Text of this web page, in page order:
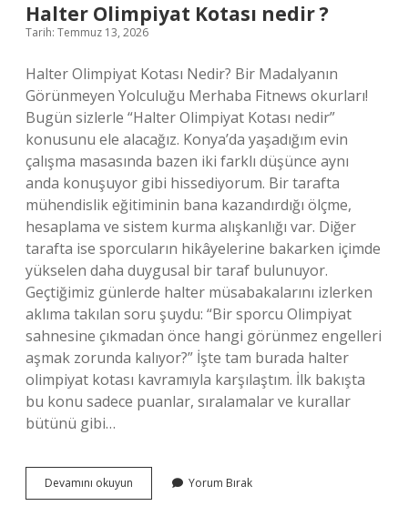
?
Halter Olimpiyat Kotası nedir ?
Tarih: Temmuz 13, 2026
Halter Olimpiyat Kotası Nedir? Bir Madalyanın
Görünmeyen Yolculuğu Merhaba Fitnews okurları!
Bugün sizlerle “Halter Olimpiyat Kotası nedir”
konusunu ele alacağız. Konya’da yaşadığım evin
çalışma masasında bazen iki farklı düşünce aynı
anda konuşuyor gibi hissediyorum. Bir tarafta
mühendislik eğitiminin bana kazandırdığı ölçme,
hesaplama ve sistem kurma alışkanlığı var. Diğer
tarafta ise sporcuların hikâyelerine bakarken içimde
yükselen daha duygusal bir taraf bulunuyor.
Geçtiğimiz günlerde halter müsabakalarını izlerken
aklıma takılan soru şuydu: “Bir sporcu Olimpiyat
sahnesine çıkmadan önce hangi görünmez engelleri
aşmak zorunda kalıyor?” İşte tam burada halter
olimpiyat kotası kavramıyla karşılaştım. İlk bakışta
bu konu sadece puanlar, sıralamalar ve kurallar
bütünü gibi…
Devamını okuyun
Olimpiyat
Yorum Bırak